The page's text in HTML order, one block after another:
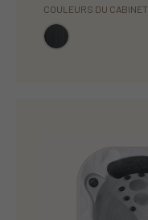
COULEURS DU CABINET